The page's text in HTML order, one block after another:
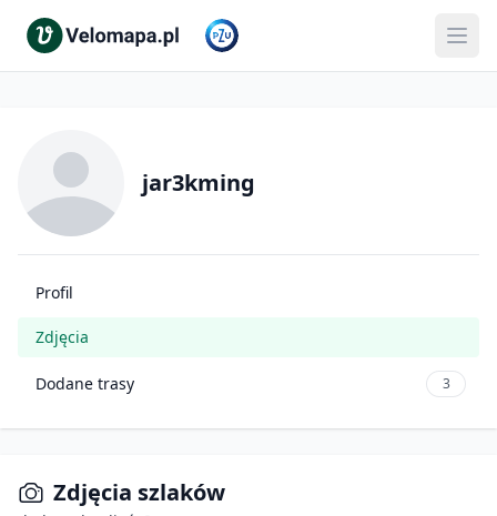
jar3kming
Profil
Zdjęcia
Dodane trasy 3
Zdjęcia szlaków